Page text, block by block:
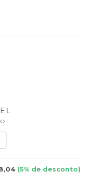
(5% de desconto)